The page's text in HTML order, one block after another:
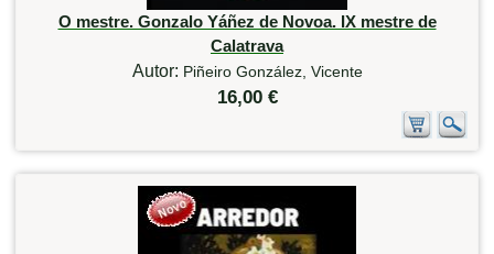
O mestre. Gonzalo Yáñez de Novoa. IX mestre de
Calatrava
Autor: Piñeiro González, Vicente
16,00 €